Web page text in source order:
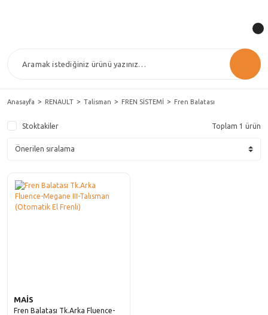
Anasayfa RENAULT Talisman FREN SİSTEMİ Fren Balatası
Stoktakiler Toplam 1 ürün
MAİS
Fren Balatası Tk.Arka Fluence-